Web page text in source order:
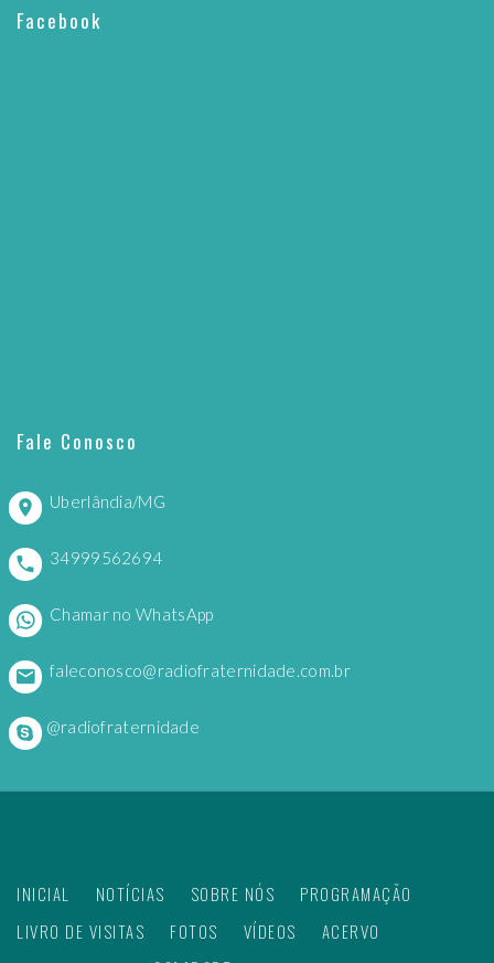
Facebook
Fale Conosco
Uberlândia/MG
34999562694
Chamar no WhatsApp
faleconosco@radiofraternidade.com.br
@radiofraternidade
INICIAL NOTÍCIAS SOBRE NÓS
PROGRAMAÇÃO
LIVRO DE VISITAS
FOTOS VÍDEOS
ACERVO